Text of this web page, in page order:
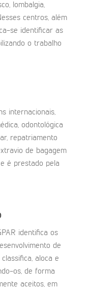
lombalgia,
centros, além
se identificar as
o trabalho
internacionais,
odontológica
repatriamento
de bagagem
é prestado pela
identifica os
de
aloca e
os, de forma
aceitos, em